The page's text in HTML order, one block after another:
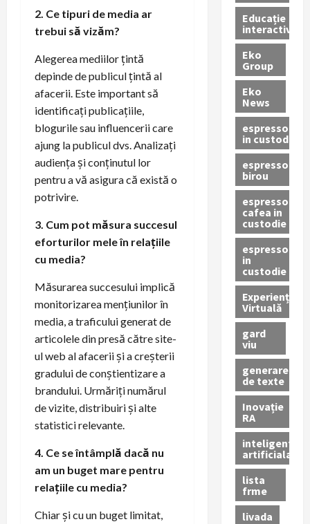
2. Ce tipuri de media ar
trebui să vizăm?
Alegerea mediilor țintă
depinde de publicul țintă al
afacerii. Este important să
identificați publicațiile,
blogurile sau influencerii care
ajung la publicul dvs. Analizați
audiența și conținutul lor
pentru a vă asigura că există o
potrivire.
3. Cum pot măsura succesul
eforturilor mele în relațiile
cu media?
Măsurarea succesului implică
monitorizarea mențiunilor în
media, a traficului generat de
articolele din presă către site-
ul web al afacerii și a creșterii
gradului de conștientizare a
brandului. Urmăriți numărul
de vizite, distribuiri și alte
statistici relevante.
4. Ce se întâmplă dacă nu
am un buget mare pentru
relațiile cu media?
Chiar și cu un buget limitat,
Educație
interactivă
Eko
Group
Eko
News
espressoare
in custodie
espressor
birou
espressor
cafea in
custodie
espressor
in
custodie
Experiență
Virtuală
gard
viu
generare
de texte
Inovație
RA
inteligenta
artificiala
lista
frme
livada